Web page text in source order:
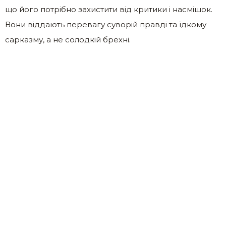
що його потрібно захистити від критики і насмішок.
Вони віддають перевагу суворій правді та їдкому
сарказму, а не солодкій брехні.